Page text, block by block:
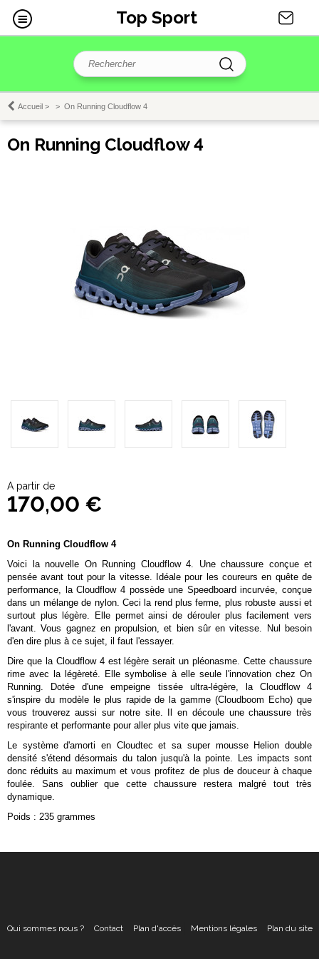
Top Sport
Accueil > > On Running Cloudflow 4
On Running Cloudflow 4
A partir de
170,00 €
On Running Cloudflow 4
Voici la nouvelle On Running Cloudflow 4. Une chaussure conçue et
pensée avant tout pour la vitesse. Idéale pour les coureurs en quête de
performance, la Cloudflow 4 possède une Speedboard incurvée, conçue
dans un mélange de nylon. Ceci la rend plus ferme, plus robuste aussi et
surtout plus légère. Elle permet ainsi de dérouler plus facilement vers
l'avant. Vous gagnez en propulsion, et bien sûr en vitesse. Nul besoin
d'en dire plus à ce sujet, il faut l'essayer.
Dire que la Cloudflow 4 est légère serait un pléonasme. Cette chaussure
rime avec la légèreté. Elle symbolise à elle seule l'innovation chez On
Running. Dotée d'une empeigne tissée ultra-légère, la Cloudflow 4
s'inspire du modèle le plus rapide de la gamme (Cloudboom Echo) que
vous trouverez aussi sur notre site. Il en découle une chaussure très
respirante et performante pour aller plus vite que jamais.
Le système d'amorti en Cloudtec et sa super mousse Helion double
densité s'étend désormais du talon jusqu'à la pointe. Les impacts sont
donc réduits au maximum et vous profitez de plus de douceur à chaque
foulée. Sans oublier que cette chaussure restera malgré tout très
dynamique.
Poids : 235 grammes
Qui sommes nous ? Contact Plan d'accès Mentions légales Plan du site